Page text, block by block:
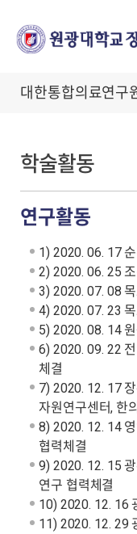
대한통합의료연구
학술활동
연구활동
1) 2020. 06. 17
2) 2020. 06. 25
3) 2020. 07. 08
4) 2020. 07. 23
5) 2020. 08. 14
6) 2020. 09. 22
체결
7) 2020. 12. 17
자원연구센터, 한
8) 2020. 12. 14
협력체결
9) 2020. 12. 15
연구 협력체결
10) 2020. 12. 16
11) 2020. 12. 29